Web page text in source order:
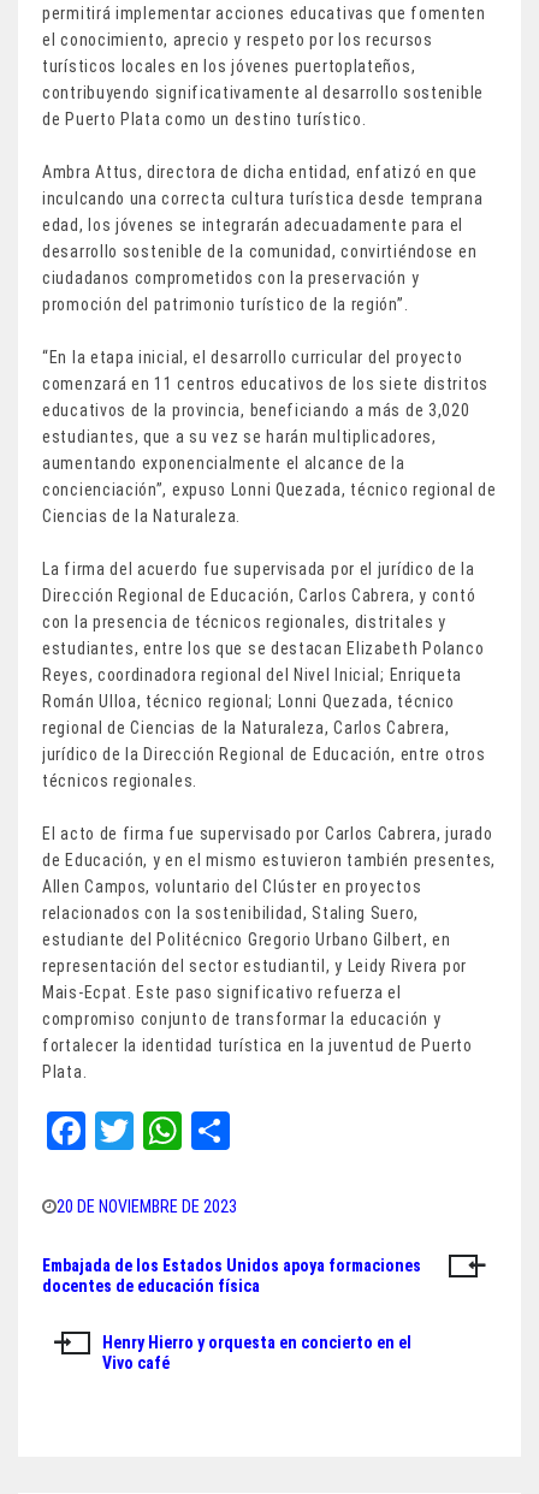
permitirá implementar acciones educativas que fomenten
el conocimiento, aprecio y respeto por los recursos
turísticos locales en los jóvenes puertoplateños,
contribuyendo significativamente al desarrollo sostenible
de Puerto Plata como un destino turístico.
Ambra Attus, directora de dicha entidad, enfatizó en que
inculcando una correcta cultura turística desde temprana
edad, los jóvenes se integrarán adecuadamente para el
desarrollo sostenible de la comunidad, convirtiéndose en
ciudadanos comprometidos con la preservación y
promoción del patrimonio turístico de la región”.
“En la etapa inicial, el desarrollo curricular del proyecto
comenzará en 11 centros educativos de los siete distritos
educativos de la provincia, beneficiando a más de 3,020
estudiantes, que a su vez se harán multiplicadores,
aumentando exponencialmente el alcance de la
concienciación”, expuso Lonni Quezada, técnico regional de
Ciencias de la Naturaleza.
La firma del acuerdo fue supervisada por el jurídico de la
Dirección Regional de Educación, Carlos Cabrera, y contó
con la presencia de técnicos regionales, distritales y
estudiantes, entre los que se destacan Elizabeth Polanco
Reyes, coordinadora regional del Nivel Inicial; Enriqueta
Román Ulloa, técnico regional; Lonni Quezada, técnico
regional de Ciencias de la Naturaleza, Carlos Cabrera,
jurídico de la Dirección Regional de Educación, entre otros
técnicos regionales.
El acto de firma fue supervisado por Carlos Cabrera, jurado
de Educación, y en el mismo estuvieron también presentes,
Allen Campos, voluntario del Clúster en proyectos
relacionados con la sostenibilidad, Staling Suero,
estudiante del Politécnico Gregorio Urbano Gilbert, en
representación del sector estudiantil, y Leidy Rivera por
Mais-Ecpat. Este paso significativo refuerza el
compromiso conjunto de transformar la educación y
fortalecer la identidad turística en la juventud de Puerto
Plata.
Fa
bo
ok
T
tt
er
W
ts
A
pp
e
20 DE NOVIEMBRE DE 2023
Navegación
entradas
Embajada de los Estados Unidos apoya formaciones
docentes de educación física
Henry Hierro y orquesta en concierto en el
Vivo café